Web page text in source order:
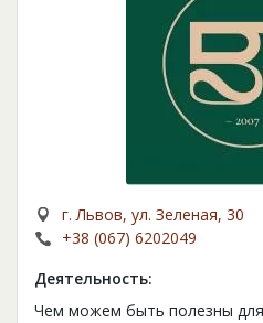
г. Львов, ул. Зеленая, 30
+38 (067) 6202049
Деятельность:
Чем можем быть полезны